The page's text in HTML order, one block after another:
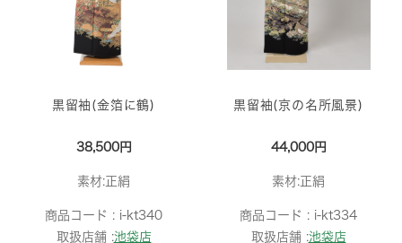
黒留袖(金箔に鶴)
38,500円
素材:正絹
商品コード : i-kt340
取扱店舗 :池袋店
黒留袖(京の名所風景)
44,000円
素材:正絹
商品コード : i-kt334
取扱店舗 :池袋店